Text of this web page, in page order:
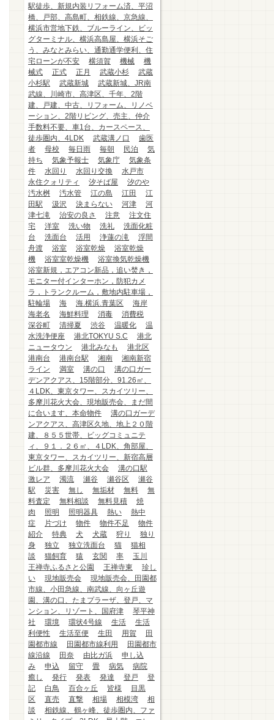
駅徒歩、新規内装リフォーム済、平沼
橋、戸部、高島町、相鉄線、京急線、
横浜市営地下鉄、ブルーライン、ビッ
グターミナル、横浜高島屋、横浜そご
う、みなとみらい、通勤通学便利、住
宅ローンが不安
横須賀 機械
機
械式
正式 正月 武蔵小杉
武蔵
小杉駅
武蔵新城
武蔵新城、JR南
武線、川崎市、高津区、千年、2階
建、戸建、中古、リフォーム、リノベ
ーション、2階リビング、売主、仲介
手数料不要、車1台、カースペース、
徒歩圏内、4LDK
武蔵溝ノ口
歯医
者
母校 毎日雨 毎朝 民泊
気
持ち
気象予報士 気象庁
気象条
件
水回り 水回り交換
水戸市
永住クォリティ
汐そば屋
汐のや
汚水桝
汚水管 江の島 江田
江
田駅
汲沢 決まらない 河津
河
津七滝
治安の良さ 注意
注文住
宅
洋室 洗い物 洗礼
洗面化粧
台
洗面台 活用 浄蓮の滝
浮間
舟渡
浴室 浴室乾燥
浴室乾燥
機
浴室室乾燥機
浴室換気乾燥機
浴室新規，エアコン新品，追い焚き，
モニター付インターホン，防犯カメ
ラ，トランクルーム，敷地内駐車場，
駐輪場
海 海.横浜.青葉区
海岸
海老名
海鮮料理 消毒
消費税
深谷町
清掃夏 渋谷 温暖化
温
水洗浄便座
港北TOKYU S.C
港北
ニュータウン
港北みなも
港北区
港南台
港南台駅 湘南
湘南新宿
ライン
満室 溝の口
溝の口ガー
デンアクアス、15階部分、91.26㎡、
４LDK、東京タワー、スカイツリー、
多摩川花火大会、現地販売会、まだ間
に合います、本命物件
溝の口ガーデ
ンアクアス、高津区久地、地上２０階
建、８５５世帯、ビッグコミュニテ
ィ、９１．２６㎡、４LDK、角部屋、
東京タワー、スカイツリー、新宿高層
ビル群、多摩川花火大会
溝の口駅
激レア
濁流 瀬谷 瀬谷区
瀬谷
駅
災害 無し 無垢材 無料
無
料査定
無料相談 無料見積
焼
肉
照明 照明器具 熱い
熱中
症
片づけ 物件 物件不足
物件
紹介
特典 犬 犬蔵 狩り
独り
身
独立 独立洗面台 猫
猫相
談
猫飼育 猿 玄関 率
玉川
王禅寺ふるさと公園
王禅寺東
珍し
い
現地販売会
現地販売会、田園都
市線、小田急線、南武線、向ヶ丘遊
園、溝の口、たまプラーザ、登戸、マ
ンション、リゾート、国府津
琴平神
社
環境 環状4号線 生活
生活
利便性
生活至便 生田 用賀
田
園都市線
田園都市線利用
田園都市
線沿線
田奈 由比ガ浜
申し込
み
申込 留守 畳 病気
病院
癒し
発行 発表 発達 登戸
登
記
白鳥 百合ヶ丘 皆様
目黒
区
直売 直撃 相場 相模湾
相
談
相鉄線、鶴ヶ峰、徒歩圏内、ファ